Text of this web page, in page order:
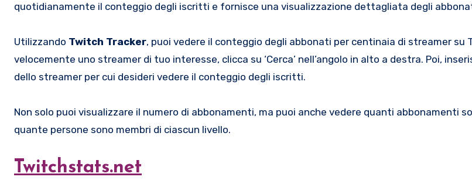
quotidianamente il conteggio degli iscritti e fornisce una visualizzazione dettagliata degli
Utilizzando Twitch Tracker, puoi vedere il conteggio degli abbonati per centinaia di streamer su
velocemente uno streamer di tuo interesse, clicca su ‘Cerca’ nell’angolo in alto a destra. Poi,
dello streamer per cui desideri vedere il conteggio degli iscritti.
Non solo puoi visualizzare il numero di abbonamenti, ma puoi anche vedere quanti abbonamenti
quante persone sono membri di ciascun livello.
Twitchstats.net